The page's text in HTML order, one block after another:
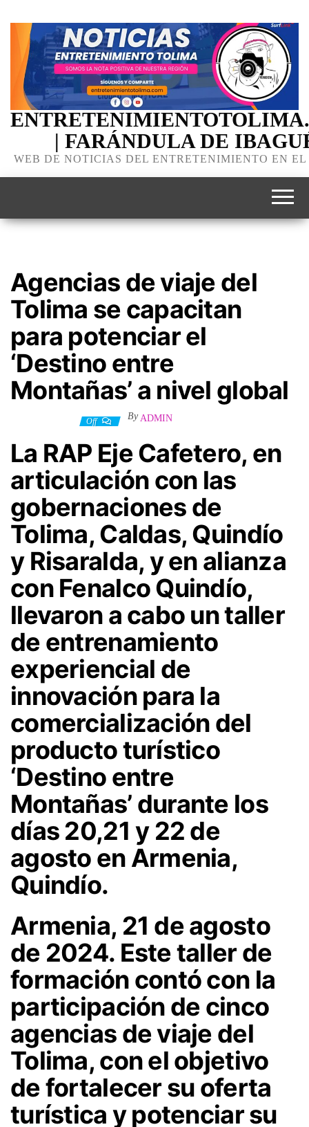
| FARÁNDULA DE
WEB DE NOTICIAS DEL ENTRETENIMIENTO EN
Agencias de viaje del
Tolima se capacitan
para potenciar el
‘Destino entre
Montañas’ a nivel global
Off By ADMIN
La RAP Eje Cafetero, en
articulación con las
gobernaciones de
Tolima, Caldas, Quindío
y Risaralda, y en alianza
con Fenalco Quindío,
llevaron a cabo un taller
de entrenamiento
experiencial de
innovación para la
comercialización del
producto turístico
‘Destino entre
Montañas’ durante los
días 20,21 y 22 de
agosto en Armenia,
Quindío.
Armenia, 21 de agosto
de 2024. Este taller de
formación contó con la
participación de cinco
agencias de viaje del
Tolima, con el objetivo
de fortalecer su oferta
turística y potenciar su